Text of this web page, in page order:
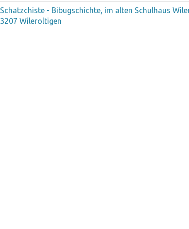
Schatzchiste - Bibugschichte, im alten Schulhaus
3207 Wileroltigen